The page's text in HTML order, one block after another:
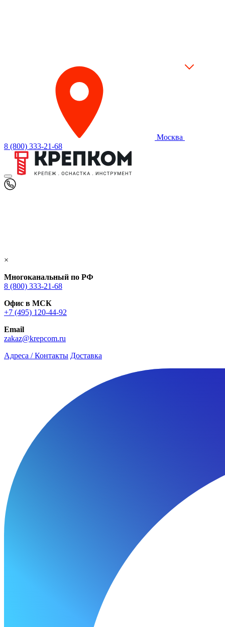
Москва
8 (800) 333-21-68
×
Многоканальный по РФ
8 (800) 333‑21-68
Офис в МСК
+7 (495) 120-44-92
Email
zakaz@krepcom.ru
Адреса / Контакты Доставка